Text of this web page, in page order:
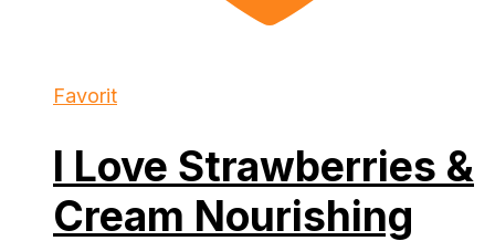
Favorit
I Love Strawberries &
Cream Nourishing